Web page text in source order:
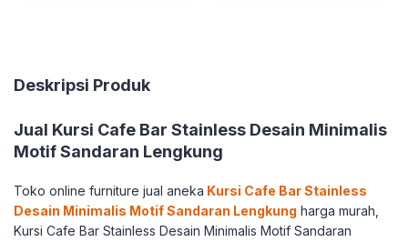
Deskripsi Produk
Jual Kursi Cafe Bar Stainless Desain Minimalis
Motif Sandaran Lengkung
Toko online furniture jual aneka Kursi Cafe Bar Stainless
Desain Minimalis Motif Sandaran Lengkung harga murah,
Kursi Cafe Bar Stainless Desain Minimalis Motif Sandaran